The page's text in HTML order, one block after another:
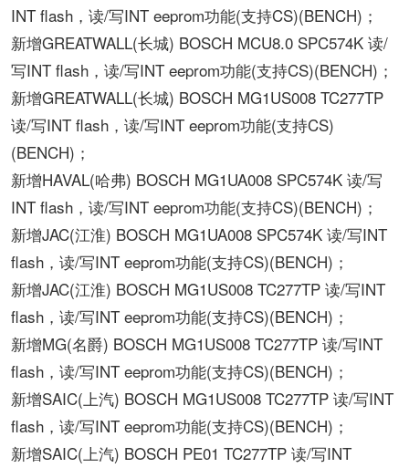
INT flash，读/写INT eeprom功能(支持CS)(BENCH)；
新增GREATWALL(长城) BOSCH MCU8.0 SPC574K 读/
写INT flash，读/写INT eeprom功能(支持CS)(BENCH)；
新增GREATWALL(长城) BOSCH MG1US008 TC277TP
读/写INT flash，读/写INT eeprom功能(支持CS)
(BENCH)；
新增HAVAL(哈弗) BOSCH MG1UA008 SPC574K 读/写
INT flash，读/写INT eeprom功能(支持CS)(BENCH)；
新增JAC(江淮) BOSCH MG1UA008 SPC574K 读/写INT
flash，读/写INT eeprom功能(支持CS)(BENCH)；
新增JAC(江淮) BOSCH MG1US008 TC277TP 读/写INT
flash，读/写INT eeprom功能(支持CS)(BENCH)；
新增MG(名爵) BOSCH MG1US008 TC277TP 读/写INT
flash，读/写INT eeprom功能(支持CS)(BENCH)；
新增SAIC(上汽) BOSCH MG1US008 TC277TP 读/写INT
flash，读/写INT eeprom功能(支持CS)(BENCH)；
新增SAIC(上汽) BOSCH PE01 TC277TP 读/写INT